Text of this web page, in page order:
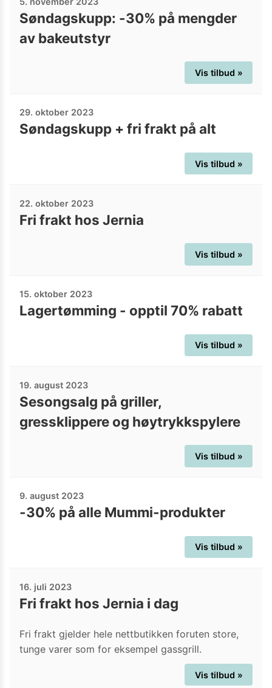
Søndagskupp: -30% på mengder
av bakeutstyr
Vis tilbud »
29. oktober 2023
Søndagskupp + fri frakt på alt
Vis tilbud »
22. oktober 2023
Fri frakt hos Jernia
Vis tilbud »
15. oktober 2023
Lagertømming - opptil 70% rabatt
Vis tilbud »
19. august 2023
Sesongsalg på griller,
gressklippere og høytrykkspylere
Vis tilbud »
9. august 2023
-30% på alle Mummi-produkter
Vis tilbud »
16. juli 2023
Fri frakt hos Jernia i dag
Fri frakt gjelder hele nettbutikken foruten store,
tunge varer som for eksempel gassgrill.
Vis tilbud »